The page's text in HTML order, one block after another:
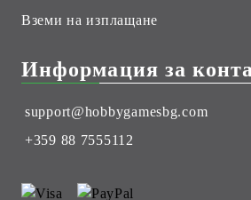
Вземи на изплащане
Информация за
support@hobbygamesbg.com
+359 88 7555112